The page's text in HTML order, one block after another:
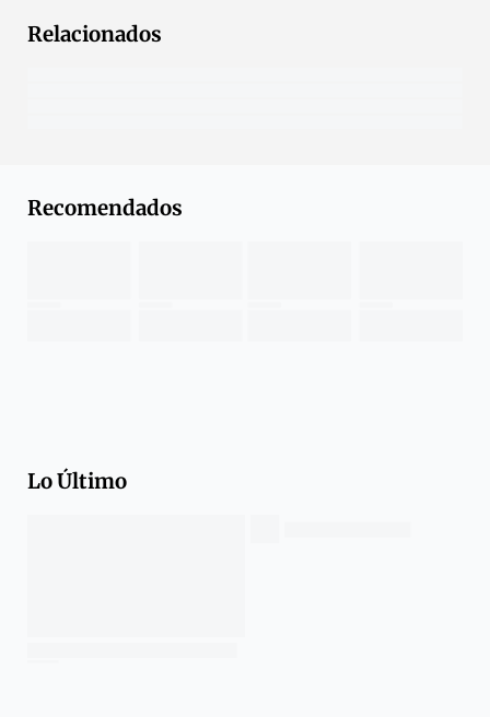
Relacionados
Recomendados
Lo Último